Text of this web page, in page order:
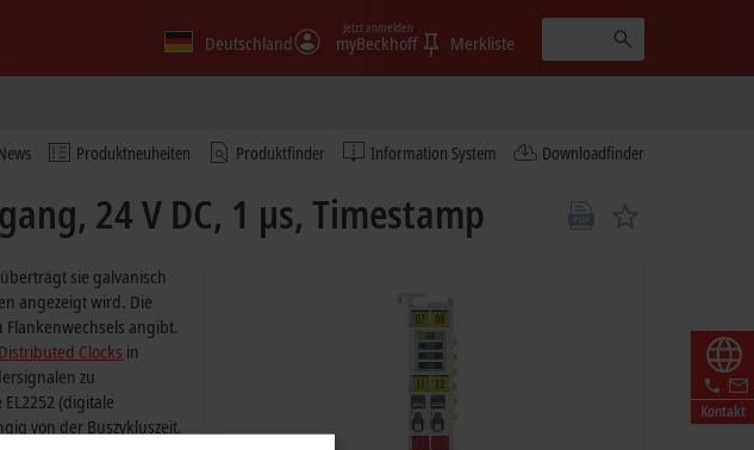
Deutschland myBeckhoff
Jetzt anmelden
Merkliste
Produktneuheiten Produktfinder Information System Downloadfinder
Kontakt
24 V DC, 1 µs, Timestamp
sie galvanisch
angezeigt wird. Die
angibt.
Distributed Clocks in
zu
(digitale
von der Buszykluszeit.